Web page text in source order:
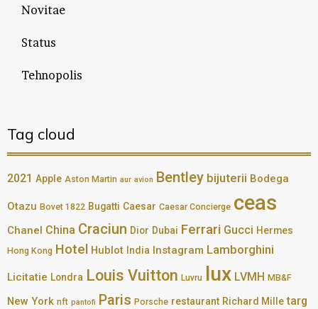
Novitae
Status
Tehnopolis
Tag cloud
2021 Apple Aston Martin aur avion Bentley bijuterii Bodega
Otazu Bovet 1822 Bugatti Caesar Caesar Concierge ceas
Chanel China Craciun Dior Dubai Ferrari Gucci Hermes
Hong Kong Hotel Hublot India Instagram Lamborghini
Licitatie Londra Louis Vuitton Luvru lux LVMH MB&F
New York nft pantofi Paris Porsche restaurant Richard Mille targ